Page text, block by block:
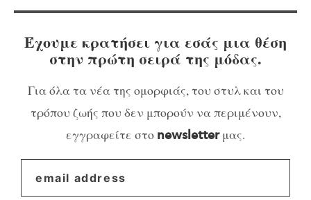
Έχουμε κρατήσει για εσάς μια θέση
στην πρώτη σειρά της μόδας.
Για όλα τα νέα της ομορφιάς, του στυλ και του
τρόπου ζωής που δεν μπορούν να περιμένουν,
εγγραφείτε στο newsletterμας.